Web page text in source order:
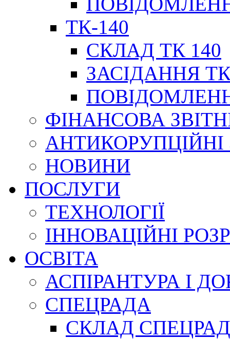
ТК-140
СКЛАД ТК 140
ЗАСІДАННЯ ТК
ФІНАНСОВА
НОВИНИ
ПОСЛУГИ
ТЕХНОЛОГІЇ
ІННОВАЦІЙНІ
ОСВІТА
АСПІРАНТУРА І
СПЕЦРАДА
СКЛАД